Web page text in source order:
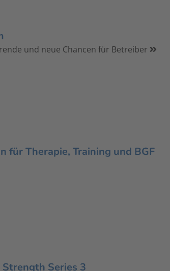
und neue Chancen für Betreiber
für Therapie, Training und BGF
Series 3